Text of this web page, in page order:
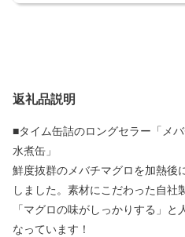
返礼品説明
■タイム缶詰のロングセラー「メ
水煮缶」
鮮度抜群のメバチマグロを加熱後
しました。素材にこだわった自社
「マグロの味がしっかりする」と
なっています！